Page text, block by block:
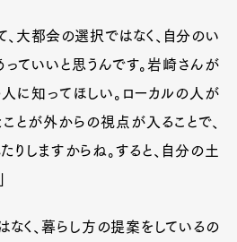
、大都会の選択ではなく、自分のい
ていいと思うんです。岩崎さんが
に知ってほしい。ローカルの人が
とが外からの視点が入ることで、
りしますからね。すると、自分の土
く、暮らし方の提案をしているの